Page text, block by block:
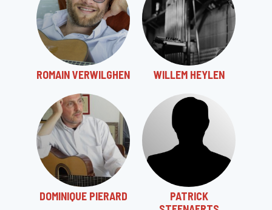
ROMAIN VERWILGHEN WILLEM HEYLEN
DOMINIQUE PIERARD
PATRICK